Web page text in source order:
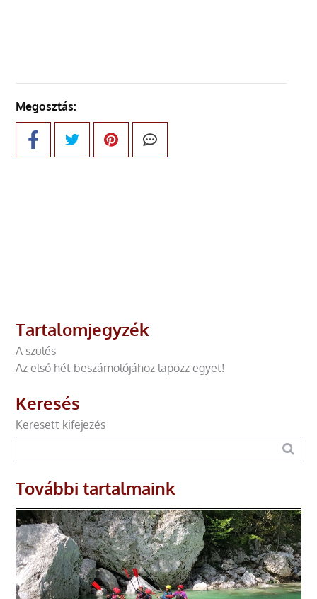
Megosztás:
Tartalomjegyzék
A szülés
Az első hét beszámolójához lapozz egyet!
Keresés
Keresett kifejezés
További tartalmaink